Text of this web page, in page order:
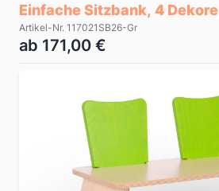
Einfache Sitzbank, 4 Dekore
Artikel-Nr. 117021SB26-Gr
ab 171,00 €